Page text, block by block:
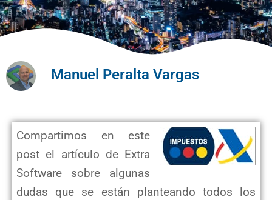
Manuel Peralta Vargas
Compartimos en este
post el artículo de Extra
Software sobre algunas
dudas que se están planteando todos los